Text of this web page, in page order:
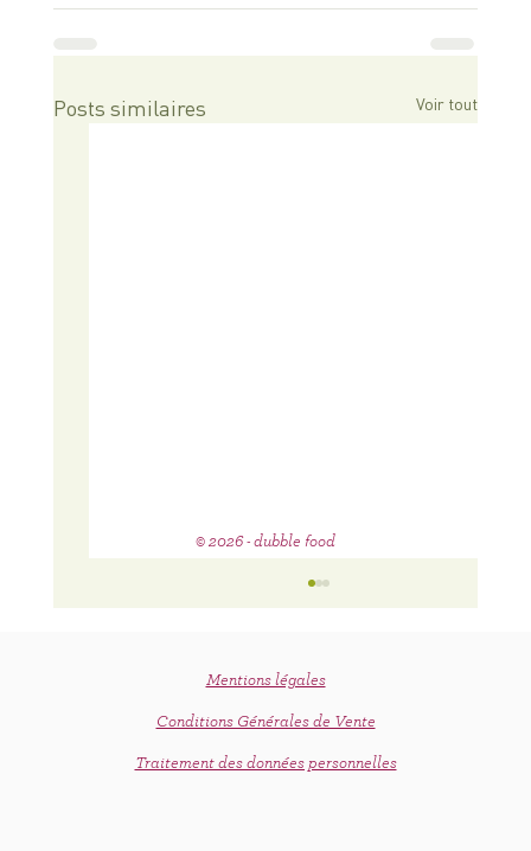
Posts similaires Voir tout
Mentions légales
Conditions Générales de Vente
© 2026 - dubble food
Traitement des données personnelles